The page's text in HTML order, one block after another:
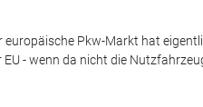
europäische Pkw-Markt hat
EU - wenn da nicht die